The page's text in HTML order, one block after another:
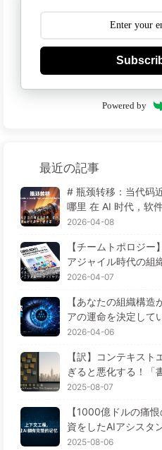
Powered by
最近の記事
# 瓶颈转移：当代码
哪里 在 AI 时代，软
计算机技术的进步，
颈 在传统的软件工
方面： * **开发时间**:软件开发是一个复杂的过
程，需要大量的人力
昂。 * **人力资源**:软件开发需要大量的专业人
才，包括程序员、测
源短缺，成本高昂。 * **技术难点**:软件开发中存
计等。这些难点需
软件工程瓶颈 在 AI
化。随着 AI 技术的
生成代码，减少开发时间和
I 技术可以智能测试
*人工智能助手**:AI
2026-04-08
【チームトポロジ
アジャイル時代の組
ェア工学変革——ゆっ
2026-04-07
【あなたの組織構
アの運命を決定し
6年間見過ごされてきた経営
2026-04-06
【訳】コンテキス
ぎると悪化する！「
る」の4ステップで
AI170
2025-08-07
【1000億ドルの痛
資をしたAIアシスタ
失」に陥り、競合他
2025-08-06